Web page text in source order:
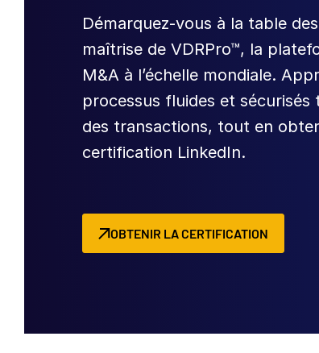
Démarquez-vous à la table
maîtrise de VDRPro™, la
M&A à l’échelle mondiale.
processus fluides et
des transactions, tout en
certification LinkedIn.
OBTENIR LA CERTIFICATION